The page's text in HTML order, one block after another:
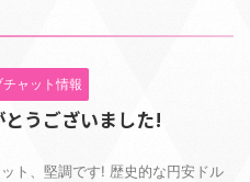
ャット情報
うございました!
ト、堅調です! 歴史的な円安ドル